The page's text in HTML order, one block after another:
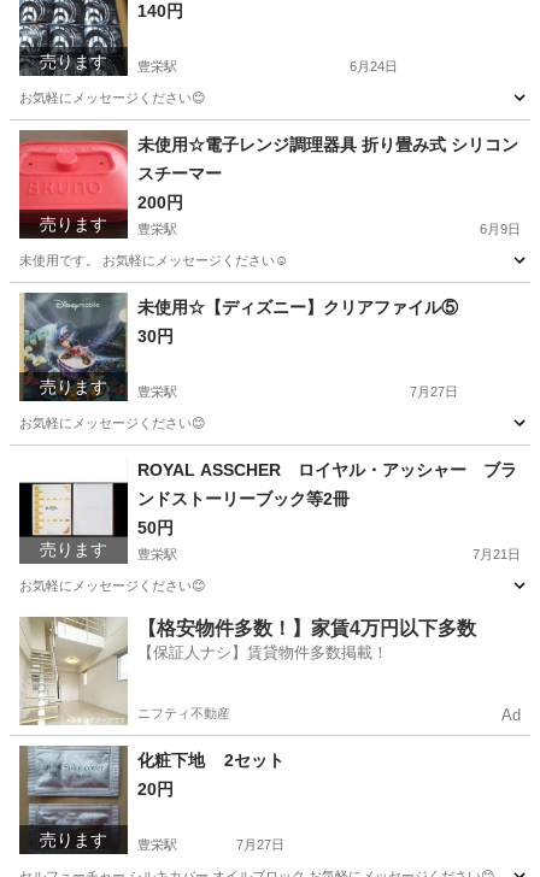
売ります
140円
豊栄駅 6月24日
お気軽にメッセージください😊
新潟 新潟市 豊栄駅 家庭用品 タオル
売ります
未使用☆電子レンジ調理器具 折り畳み式 シリコン
スチーマー
200円
豊栄駅 6月9日
未使用です。 お気軽にメッセージください☺️
新潟 新潟市 豊栄駅 調理器具 スチーマー
売ります
未使用☆【ディズニー】クリアファイル⑤
30円
豊栄駅 7月27日
お気軽にメッセージください😊
クリアファイル
売ります
ROYAL ASSCHER ロイヤル・アッシャー ブラ
ンドストーリーブック等2冊
50円
豊栄駅 7月21日
お気軽にメッセージください😊
新潟 新潟市 豊栄駅 その他
【格安物件多数！】家賃4万円以下多数
【保証人ナシ】賃貸物件多数掲載！
ニフティ不動産 Ad
売ります
化粧下地 2セット
20円
豊栄駅 7月27日